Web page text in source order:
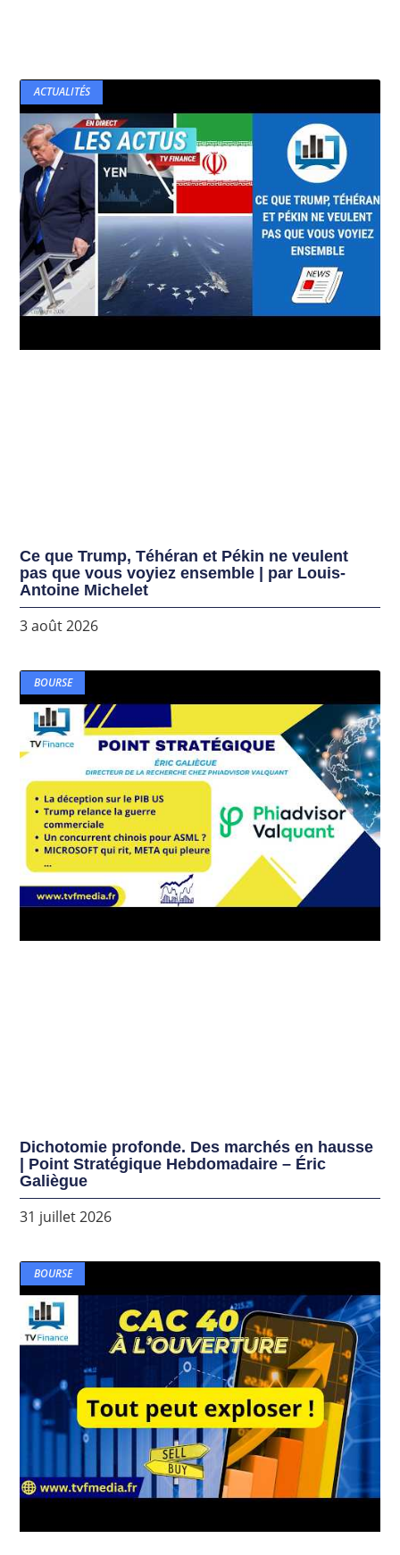
ACTUALITÉS
Ce que Trump, Téhéran et Pékin ne veulent
pas que vous voyiez ensemble | par Louis-
Antoine Michelet
3 août 2026
BOURSE
Dichotomie profonde. Des marchés en hausse
| Point Stratégique Hebdomadaire – Éric
Galiègue
31 juillet 2026
BOURSE